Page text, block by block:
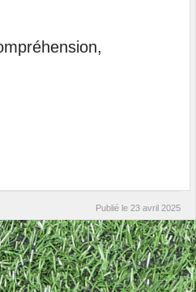
Publié le 23 avril 2025